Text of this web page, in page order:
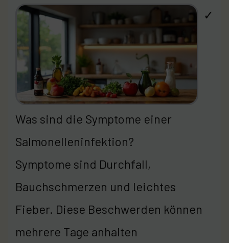
✓
Was sind die Symptome einer
Salmonelleninfektion?
Symptome sind Durchfall,
Bauchschmerzen und leichtes
Fieber. Diese Beschwerden können
mehrere Tage anhalten